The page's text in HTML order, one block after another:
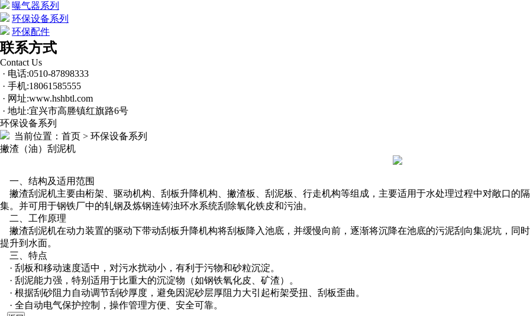
曝气器系列
环保设备系列
环保配件
联系方式
Contact Us
· 电话:0510-87898333
· 手机:18061585555
· 网址:www.hshbtl.com
· 地址:宜兴市高塍镇红旗路6号
环保设备系列
当前位置： 首页 > 环保设备系列
撇渣（油）刮泥机
一、结构及适用范围
撇渣刮泥机主要由桁架、驱动机构、刮板升降机构、撇渣板、刮泥板、行走机构等组成，主要适用于水处理过程中对敞口的
集。并可用于钢铁厂中的轧钢及炼钢连铸浊环水系统刮除氧化铁皮和污油。
二、工作原理
撇渣刮泥机在动力装置的驱动下带动刮板升降机构将刮板降入池底，并缓慢向前，逐渐将沉降在池底的污泥刮向集泥坑，同
提升到水面。
三、特点
· 刮板和移动速度适中，对污水扰动小，有利于污物和砂粒沉淀。
· 刮泥能力强，特别适用于比重大的沉淀物（如钢铁氧化皮、矿渣）。
· 根据刮砂阻力自动调节刮砂厚度，避免因泥砂层厚阻力大引起桁架受扭、刮板歪曲。
· 全自动电气保护控制，操作管理方便、安全可靠。